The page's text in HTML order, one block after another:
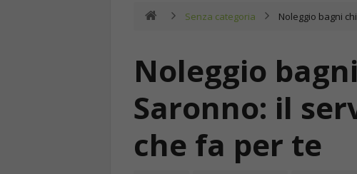
Senza categoria Noleggio bagni
Noleggio
Saronno: il
che fa per te